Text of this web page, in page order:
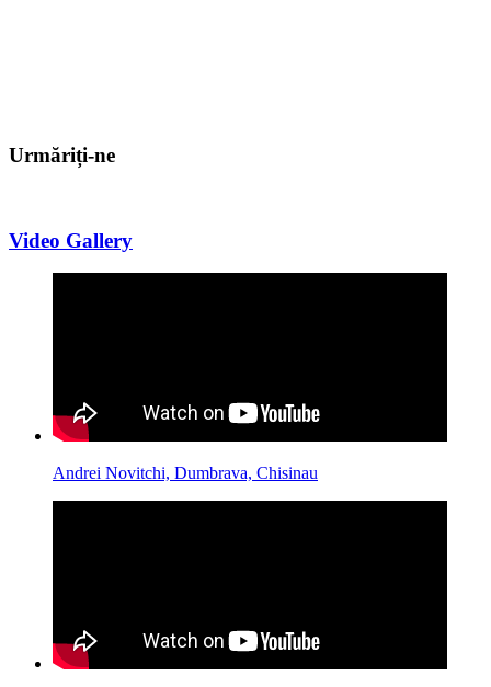
Urmăriți-ne
Video Gallery
Andrei Novitchi, Dumbrava, Chisinau